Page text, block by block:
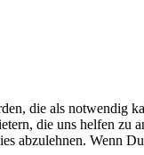
die als notwendig
die uns helfen zu
abzulehnen. Wenn